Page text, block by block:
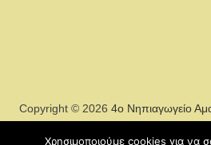
Copyright © 2026 4ο Νηπιαγωγείο
sch by
Χρησιμοποιούμε cookies για να